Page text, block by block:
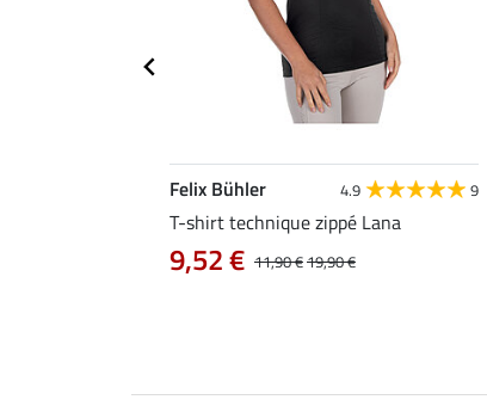
Felix Bühler 4.9 9
T-shirt technique zippé Lana
11,90 €19,90 €
9,52 €